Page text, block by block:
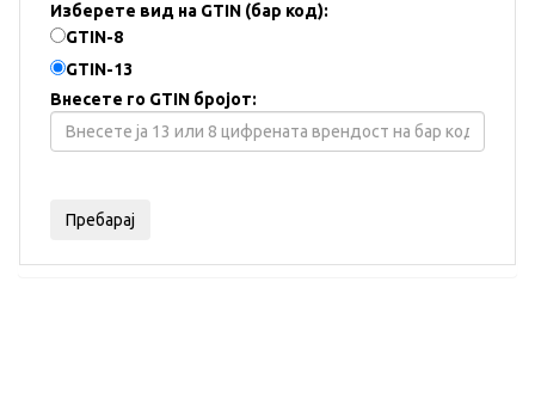
Изберете вид на GTIN (бар код):
GTIN-8
GTIN-13
Внесете го GTIN бројот: